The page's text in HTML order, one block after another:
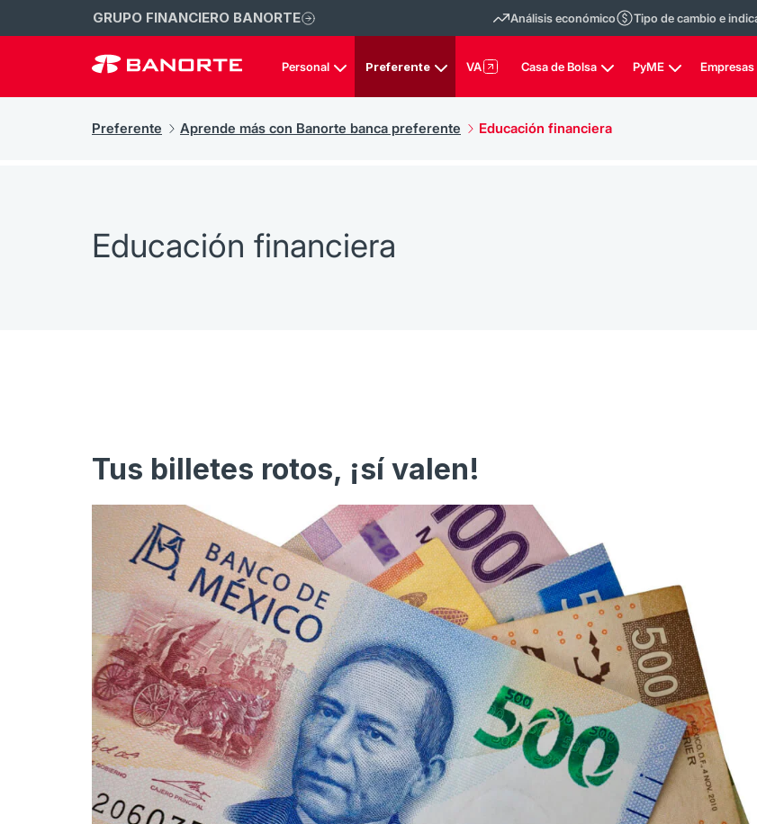
GRUPO FINANCIERO BANORTE Análisis económico Tipo de cambio e
Personal Preferente VA Casa de Bolsa PyME Empresas
Preferente Aprende más con Banorte banca preferente Educación financiera
Educación financiera
Tus billetes rotos, ¡sí valen!